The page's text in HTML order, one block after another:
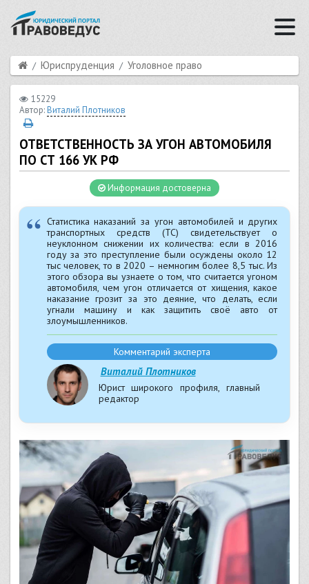
Юриспруденция Уголовное право
15229
Автор:Виталий Плотников
ОТВЕТСТВЕННОСТЬ ЗА УГОН АВТОМОБИЛЯ
ПО СТ 166 УК РФ
Информация достоверна
Статистика наказаний за угон автомобилей и других
транспортных средств (ТС) свидетельствует о
неуклонном снижении их количества: если в 2016
году за это преступление были осуждены около 12
тыс человек, то в 2020 – немногим более 8,5 тыс. Из
этого обзора вы узнаете о том, что считается угоном
автомобиля, чем угон отличается от хищения, какое
наказание грозит за это деяние, что делать, если
угнали машину и как защитить своё авто от
злоумышленников.
Виталий Плотников
Юрист широкого профиля, главный
редактор
Комментарий эксперта